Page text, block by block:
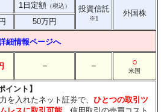
1日定額 （税込） 投資信託
※1
外国株
50万円
細情報ページへ
－ － ○
米国
イント】
を入れたネット証券で、ひとつの取引ツ